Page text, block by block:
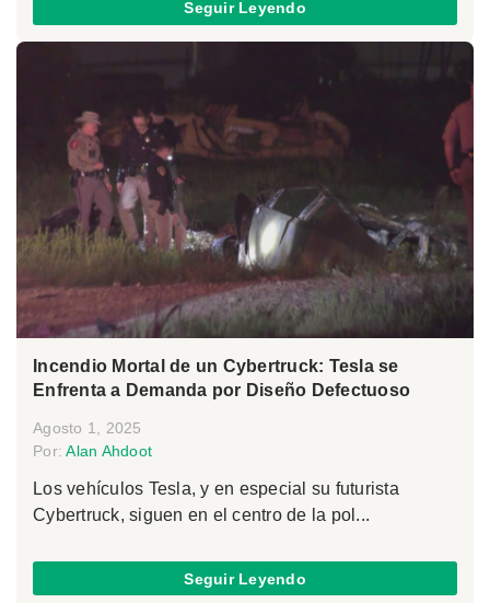
Seguir Leyendo
Incendio Mortal de un Cybertruck: Tesla se
Enfrenta a Demanda por Diseño Defectuoso
Agosto 1, 2025
Por:Alan Ahdoot
Los vehículos Tesla, y en especial su futurista
Cybertruck, siguen en el centro de la pol...
Seguir Leyendo